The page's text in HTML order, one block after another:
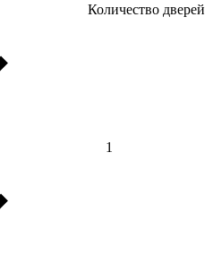
Количество дверей
1